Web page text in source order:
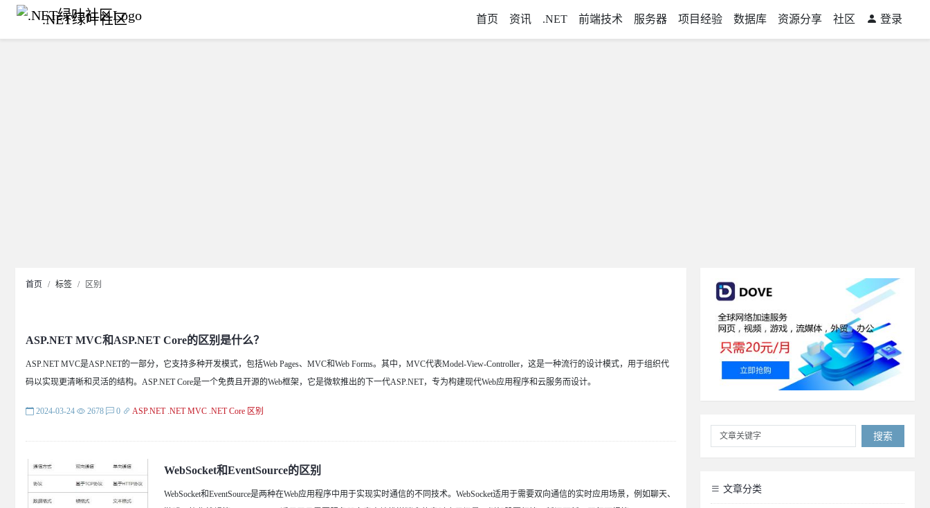
.NET绿叶社区 首页 资讯 .NET 前端技术 服务器 项目经验 数据库 资源分享 社区 登录
首页 标签 区别
ASP.NET MVC和ASP.NET Core的区别是什么？
ASP.NET MVC是ASP.NET的一部分，它支持多种开发模式，包括Web Pages、MVC和Web Forms。其中，MVC代表Model-View-Controller，这是一种流行的设计模式，用于组织代
码以实现更清晰和灵活的结构。ASP.NET Core是一个免费且开源的Web框架，它是微软推出的下一代ASP.NET，专为构建现代Web应用程序和云服务而设计。
2024-03-24 2678 0 ASP.NET .NET MVC .NET Core 区别
WebSocket和EventSource的区别
WebSocket和EventSource是两种在Web应用程序中用于实现实时通信的不同技术。WebSocket适用于需要双向通信的实时应用场景，例如聊天、
搜索
文章分类